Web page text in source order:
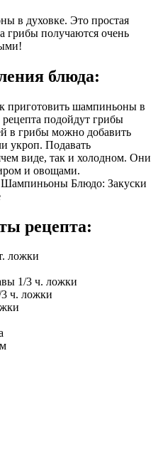
в духовке. Это простая
грибы получаются очень
блюда:
приготовить шампиньоны в
рецепта подойдут грибы
в грибы можно добавить
укроп. Подавать
виде, так и холодном. Они
и овощами.
Блюдо: Закуски
рецепта:
ложки
1/3 ч. ложки
ч. ложки